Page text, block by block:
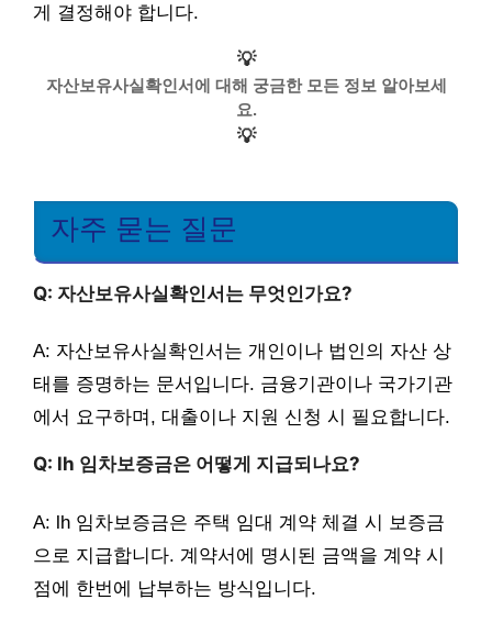
게 결정해야 합니다.
💡
자산보유사실확인서에 대해 궁금한 모든 정보 알아보세
요.
💡
자주 묻는 질문
Q: 자산보유사실확인서는 무엇인가요?
A: 자산보유사실확인서는 개인이나 법인의 자산 상
태를 증명하는 문서입니다. 금융기관이나 국가기관
에서 요구하며, 대출이나 지원 신청 시 필요합니다.
Q: lh 임차보증금은 어떻게 지급되나요?
A: lh 임차보증금은 주택 임대 계약 체결 시 보증금
으로 지급합니다. 계약서에 명시된 금액을 계약 시
점에 한번에 납부하는 방식입니다.